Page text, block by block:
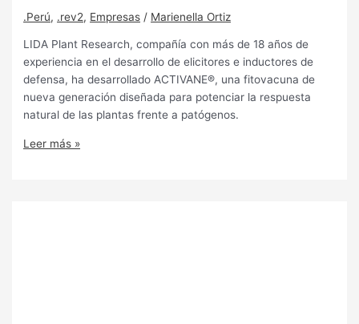
.Perú, .rev2, Empresas / Marienella Ortiz
LIDA Plant Research, compañía con más de 18 años de
experiencia en el desarrollo de elicitores e inductores de
defensa, ha desarrollado ACTIVANE®, una fitovacuna de
nueva generación diseñada para potenciar la respuesta
natural de las plantas frente a patógenos.
Leer más »